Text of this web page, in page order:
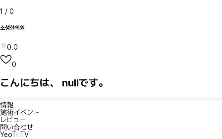
1 / 0
소생한의원
0.0
0
こんにちは、 nullです。
情報
施術イベント
レビュー
問い合わせ
YeoTi TV